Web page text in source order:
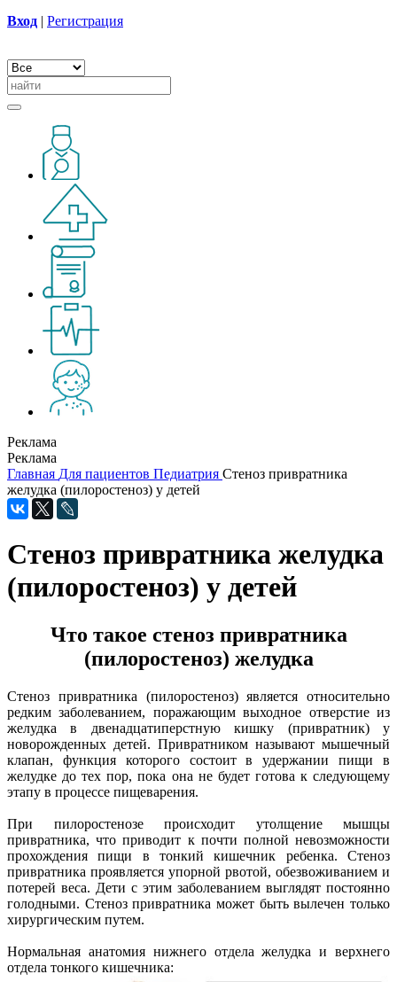
Вход | Регистрация
Реклама
Реклама
Главная Для пациентов Педиатрия Стеноз привратника
желудка (пилоростеноз) у детей
Стеноз привратника желудка
(пилоростеноз) у детей
Что такое стеноз привратника
(пилоростеноз) желудка
Стеноз привратника (пилоростеноз) является относительно
редким заболеванием, поражающим выходное отверстие из
желудка в двенадцатиперстную кишку (привратник) у
новорожденных детей. Привратником называют мышечный
клапан, функция которого состоит в удержании пищи в
желудке до тех пор, пока она не будет готова к следующему
этапу в процессе пищеварения.
При пилоростенозе происходит утолщение мышцы
привратника, что приводит к почти полной невозможности
прохождения пищи в тонкий кишечник ребенка. Стеноз
привратника проявляется упорной рвотой, обезвоживанием и
потерей веса. Дети с этим заболеванием выглядят постоянно
голодными. Стеноз привратника может быть вылечен только
хирургическим путем.
Нормальная анатомия нижнего отдела желудка и верхнего
отдела тонкого кишечника: